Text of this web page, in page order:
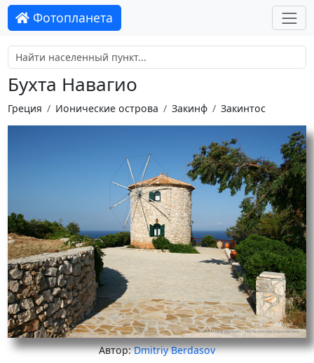
Фотопланета
Бухта Навагио
Греция Ионические острова Закинф Закинтос
Автор:Dmitriy Berdasov